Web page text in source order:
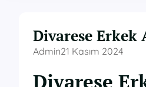
Divarese Erkek
Admin21 Kasım 2024
Divarese